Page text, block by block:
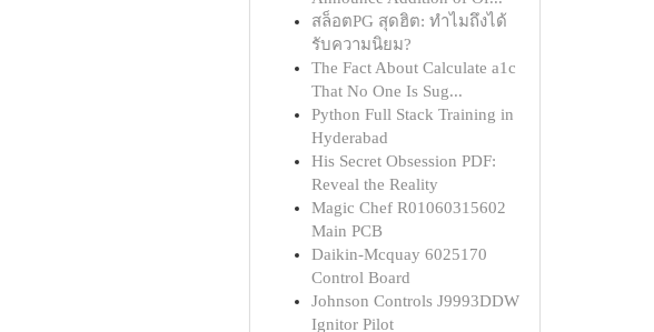
สล็อตPG สุดฮิต: ทำไมถึงได้
รับความนิยม?
The Fact About Calculate a1c
That No One Is Sug...
Python Full Stack Training in
Hyderabad
His Secret Obsession PDF:
Reveal the Reality
Magic Chef R01060315602
Main PCB
Daikin-Mcquay 6025170
Control Board
Johnson Controls J9993DDW
Ignitor Pilot